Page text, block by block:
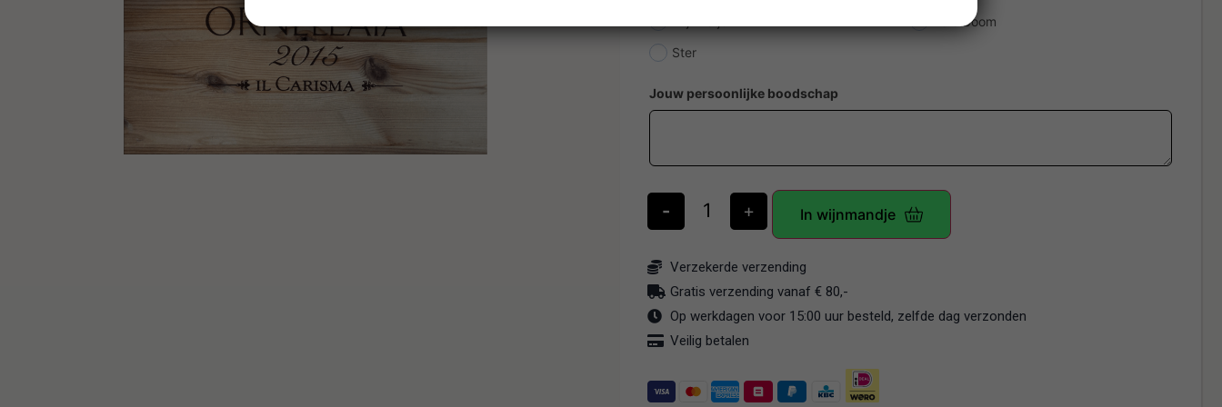
Kerstboom
Ster
Jouw persoonlijke boodschap
- + In wijnmandje
Verzekerde verzending
Gratis verzending vanaf € 80,-
Op werkdagen voor 15:00 uur besteld, zelfde dag verzonden
Veilig betalen